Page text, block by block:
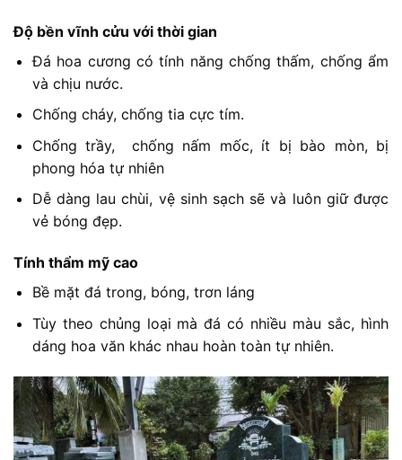
Độ bền vĩnh cửu với thời gian
Đá hoa cương có tính năng chống thấm, chống ẩm
và chịu nước.
Chống cháy, chống tia cực tím.
Chống trầy, chống nấm mốc, ít bị bào mòn, bị
phong hóa tự nhiên
Dễ dàng lau chùi, vệ sinh sạch sẽ và luôn giữ được
vẻ bóng đẹp.
Tính thẩm mỹ cao
Bề mặt đá trong, bóng, trơn láng
Tùy theo chủng loại mà đá có nhiều màu sắc, hình
dáng hoa văn khác nhau hoàn toàn tự nhiên.